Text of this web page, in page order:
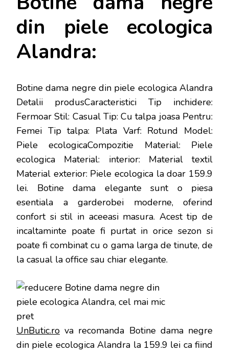
din piele ecologica
Alandra:
Botine dama negre din piele ecologica Alandra
Detalii produsCaracteristici Tip inchidere:
Fermoar Stil: Casual Tip: Cu talpa joasa Pentru:
Femei Tip talpa: Plata Varf: Rotund Model:
Piele ecologicaCompozitie Material: Piele
ecologica Material: interior: Material textil
Material exterior: Piele ecologica la doar 159.9
lei. Botine dama elegante sunt o piesa
esentiala a garderobei moderne, oferind
confort si stil in aceeasi masura. Acest tip de
incaltaminte poate fi purtat in orice sezon si
poate fi combinat cu o gama larga de tinute, de
la casual la office sau chiar elegante.
UnButic.ro va recomanda Botine dama negre
din piele ecologica Alandra la 159.9 lei ca fiind